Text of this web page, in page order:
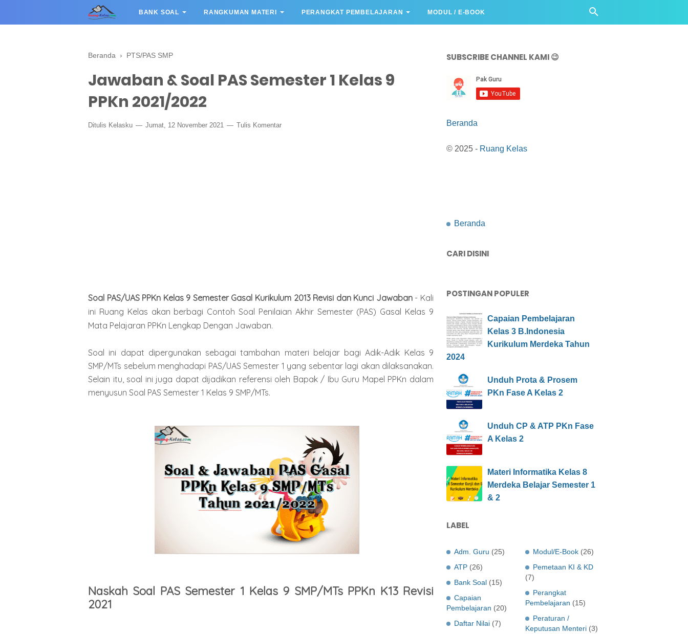
BANK SOAL RANGKUMAN MATERI PERANGKAT PEMBELAJARAN MODUL / E-BOOK
Beranda › PTS/PAS SMP
Jawaban & Soal PAS Semester 1 Kelas 9
PPKn 2021/2022
Ditulis Kelasku Jumat, 12 November 2021 Tulis Komentar
Soal PAS/UAS PPKn Kelas 9 Semester Gasal Kurikulum 2013 Revisi dan Kunci Jawaban- Kali
ini Ruang Kelas akan berbagi Contoh Soal Penilaian Akhir Semester (PAS) Gasal Kelas 9
Mata Pelajaran PPKn Lengkap Dengan Jawaban.
Soal ini dapat dipergunakan sebagai tambahan materi belajar bagi Adik-Adik Kelas 9
SMP/MTs sebelum menghadapi PAS/UAS Semester 1 yang sebentar lagi akan dilaksanakan.
Selain itu, soal ini juga dapat dijadikan referensi oleh Bapak / Ibu Guru Mapel PPKn dalam
menyusun Soal PAS Semester 1 Kelas 9 SMP/MTs.
Naskah Soal PAS Semester 1 Kelas 9 SMP/MTs PPKn K13 Revisi
2021
SUBSCRIBE CHANNEL KAMI 😉
Beranda
© 2025 - Ruang Kelas
Beranda
CARI DISINI
POSTINGAN POPULER
Capaian Pembelajaran
Kelas 3 B.Indonesia
Kurikulum Merdeka Tahun
2024
Unduh Prota & Prosem
PKn Fase A Kelas 2
Unduh CP & ATP PKn Fase
A Kelas 2
Materi Informatika Kelas 8
Merdeka Belajar Semester 1
& 2
LABEL
Adm. Guru (25)
ATP (26)
Bank Soal (15)
Capaian
Pembelajaran (20)
Daftar Nilai (7)
Modul/E-Book (26)
Pemetaan KI & KD
(7)
Perangkat
Pembelajaran (15)
Peraturan /
Keputusan Menteri (3)